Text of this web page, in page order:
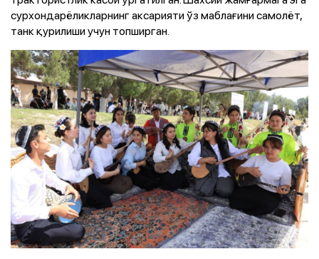
сурхондарёликларнинг аксарияти ўз маблағини самолёт,
танк қурилиши учун топширган.